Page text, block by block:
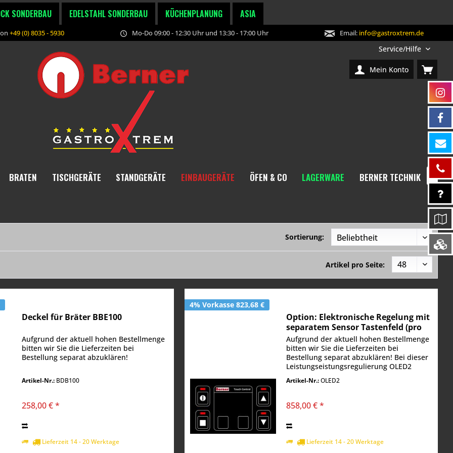
SONDERBAU EDELSTAHL SONDERBAU KÜCHENPLANUNG ASIA
+49 (0) 8035 - 5930 Mo-Do 09:00 - 12:30 Uhr und 13:30 - 17:00 Uhr Email: info@gastroxtrem.de
Service/Hilfe
Mein Konto
BRATEN TISCHGERÄTE STANDGERÄTE EINBAUGERÄTE ÖFEN & CO LAGERWARE BERNER TECHNIK
Sortierung:
Artikel pro Seite:
Deckel für Bräter BBE100
Aufgrund der aktuell hohen Bestellmenge
bitten wir Sie die Lieferzeiten bei
Bestellung separat abzuklären!
Artikel-Nr.: BDB100
258,00 € *
Lieferzeit 14 - 20 Werktage
4% Vorkasse 823,68 €
Option: Elektronische Regelung mit
separatem Sensor Tastenfeld (pro
Heizzone)
Aufgrund der aktuell hohen Bestellmenge
bitten wir Sie die Lieferzeiten bei
Bestellung separat abzuklären! Bei dieser
Leistungseistungsregulierung OLED2
Sensor Tastenfeld. Das TOUCH Paneel
Artikel-Nr.:OLED2
858,00 € *
Lieferzeit 14 - 20 Werktage